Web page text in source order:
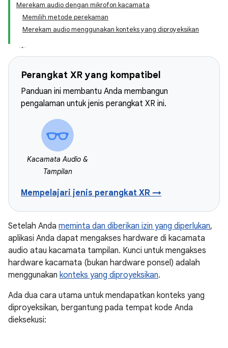
Merekam audio dengan mikrofon kacamata
Memilih metode perekaman
Merekam audio menggunakan konteks yang diproyeksikan
Perangkat XR yang kompatibel
Panduan ini membantu Anda membangun
pengalaman untuk jenis perangkat XR ini.
Kacamata Audio &
Tampilan
Mempelajari jenis perangkat XR →
Setelah Anda meminta dan diberikan izin yang diperlukan,
aplikasi Anda dapat mengakses hardware di kacamata
audio atau kacamata tampilan. Kunci untuk mengakses
hardware kacamata (bukan hardware ponsel) adalah
menggunakan konteks yang diproyeksikan.
Ada dua cara utama untuk mendapatkan konteks yang
diproyeksikan, bergantung pada tempat kode Anda
dieksekusi: